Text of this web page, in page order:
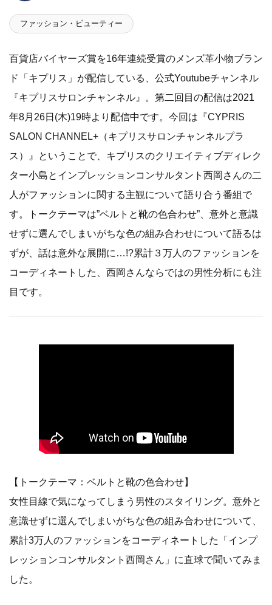
ファッション・ビューティー
​百貨店バイヤーズ賞を16年連続受賞のメンズ革小物ブラン
ド「キプリス」が配信している、公式Youtubeチャンネル
『キプリスサロンチャンネル』。第二回目の配信は2021
年8月26日(木)19時より配信中です。今回は『CYPRIS
SALON CHANNEL+（キプリスサロンチャンネルプラ
ス）』ということで、キプリスのクリエイティブディレク
ター小島とインプレッションコンサルタント西岡さんの二
人がファッションに関する主観について語り合う番組で
す。トークテーマは”ベルトと靴の色合わせ”、意外と意識
せずに選んでしまいがちな色の組み合わせについて語るは
ずが、話は意外な展開に…!?累計３万人のファッションを
コーディネートした、西岡さんならではの男性分析にも注
目です。
【トークテーマ：ベルトと靴の色合わせ】
女性目線で気になってしまう男性のスタイリング。意外と
意識せずに選んでしまいがちな色の組み合わせについて、
累計3万人のファッションをコーディネートした「インプ
レッションコンサルタント西岡さん」に直球で聞いてみま
した。